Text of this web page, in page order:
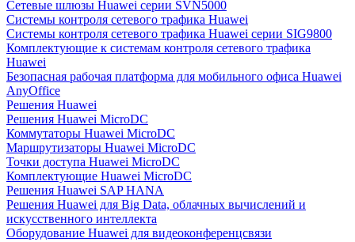
Сетевые шлюзы Huawei серии SVN5000
Системы контроля сетевого трафика Huawei
Системы контроля сетевого трафика Huawei серии SIG9800
Комплектующие к системам контроля сетевого трафика
Huawei
Безопасная рабочая платформа для мобильного офиса Huawei
AnyOffice
Решения Huawei
Решения Huawei MicroDC
Коммутаторы Huawei MicroDC
Маршрутизаторы Huawei MicroDC
Точки доступа Huawei MicroDC
Комплектующие Huawei MicroDC
Решения Huawei SAP HANA
Решения Huawei для Big Data, облачных вычислений и
искусственного интеллекта
Оборудование Huawei для видеоконференцсвязи